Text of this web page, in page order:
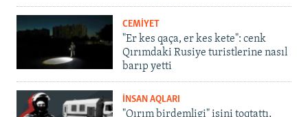
CEMİYET
"Er kes qaça, er kes kete": cenk
Qırımdaki Rusiye turistlerine nasıl
barıp yetti
İNSAN AQLARI
"Qırım birdemligi" işini toqtattı,